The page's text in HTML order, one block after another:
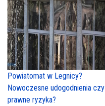
Powiatomat w Legnicy?
Nowoczesne udogodnienia czy
prawne ryzyka?